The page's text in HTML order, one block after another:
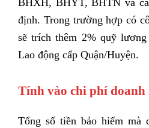
BHXH, BHYT, BHTN và
định. Trong trường hợp có
sẽ trích thêm 2% quỹ
Lao động cấp Quận/Huyện.
Tính vào chi phí doanh
Tổng số tiền bảo hiểm mà